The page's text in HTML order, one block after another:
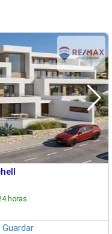
horas
Guardar